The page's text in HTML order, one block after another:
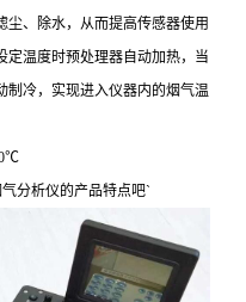
、除水，从而提高传感器使用
定温度时预处理器自动加热，当
制冷，实现进入仪器内的烟气温
分析仪的产品特点吧`